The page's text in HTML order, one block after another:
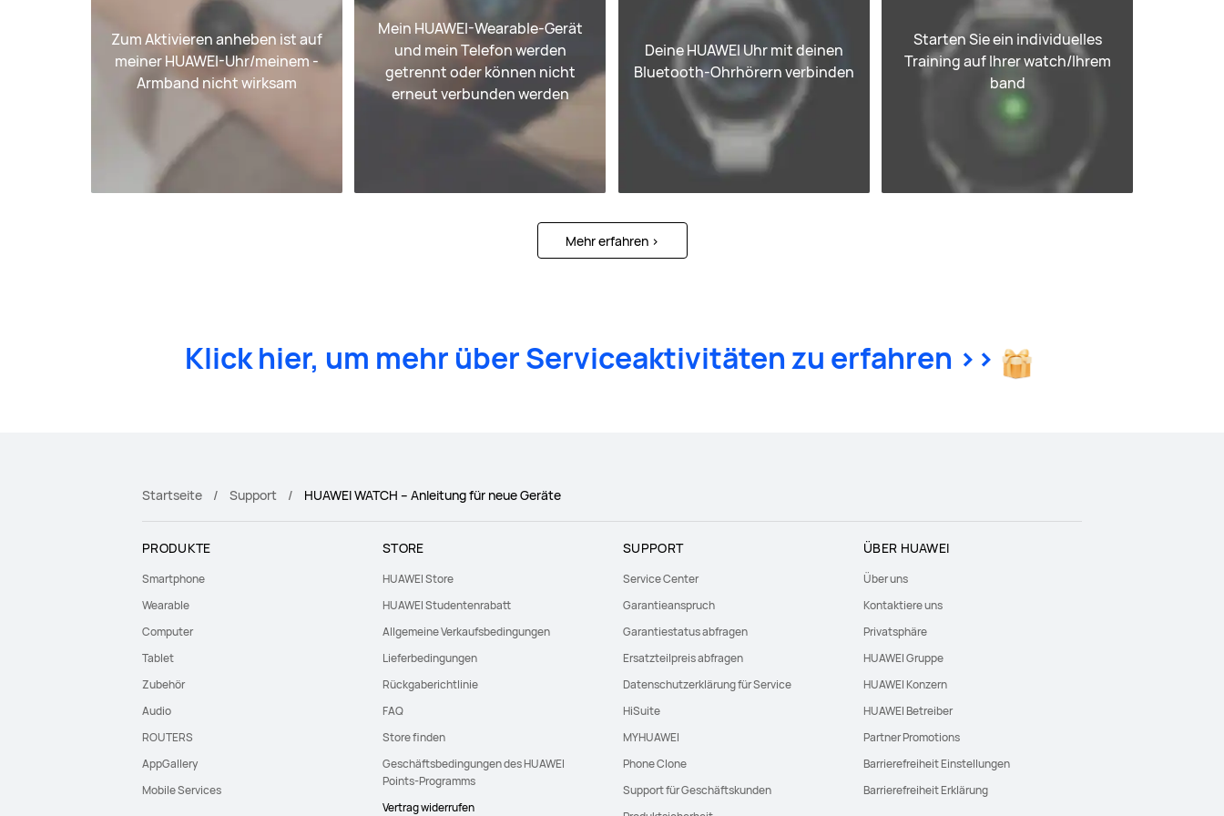
Zum Aktivieren anheben ist auf
meiner HUAWEI-Uhr/meinem -
Armband nicht wirksam
Mein HUAWEI-Wearable-Gerät
und mein Telefon werden
getrennt oder können nicht
erneut verbunden werden
Deine HUAWEI Uhr mit deinen
Bluetooth-Ohrhörern verbinden
Starten Sie ein individuelles
Training auf Ihrer watch/Ihrem
band
Mehr erfahren >
Klick hier, um mehr über Serviceaktivitäten zu erfahren >>
Startseite Support HUAWEI WATCH – Anleitung für neue Geräte
PRODUKTE
Smartphone
Wearable
Computer
Tablet
Zubehör
Audio
ROUTERS
AppGallery
Mobile Services
STORE
HUAWEI Store
HUAWEI Studentenrabatt
Allgemeine Verkaufsbedingungen
Lieferbedingungen
Rückgaberichtlinie
FAQ
Store finden
Geschäftsbedingungen des HUAWEI
Points-Programms
Vertrag widerrufen
SUPPORT
Service Center
Garantieanspruch
Garantiestatus abfragen
Ersatzteilpreis abfragen
Datenschutzerklärung für Service
HiSuite
MYHUAWEI
Phone Clone
Support für Geschäftskunden
ÜBER HUAWEI
Über uns
Kontaktiere uns
Privatsphäre
HUAWEI Gruppe
HUAWEI Konzern
HUAWEI Betreiber
Partner Promotions
Barrierefreiheit Einstellungen
Barrierefreiheit Erklärung